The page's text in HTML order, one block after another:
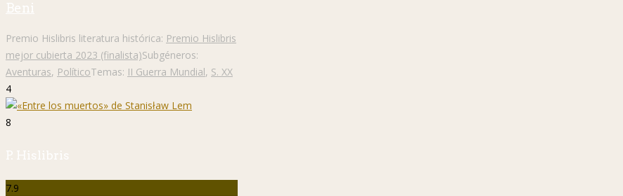
Beni
Premio Hislibris literatura histórica: Premio Hislibris
mejor cubierta 2023 (finalista)Subgéneros:
Aventuras, PolíticoTemas: II Guerra Mundial, S. XX
4
8
P. Hislibris
7.9